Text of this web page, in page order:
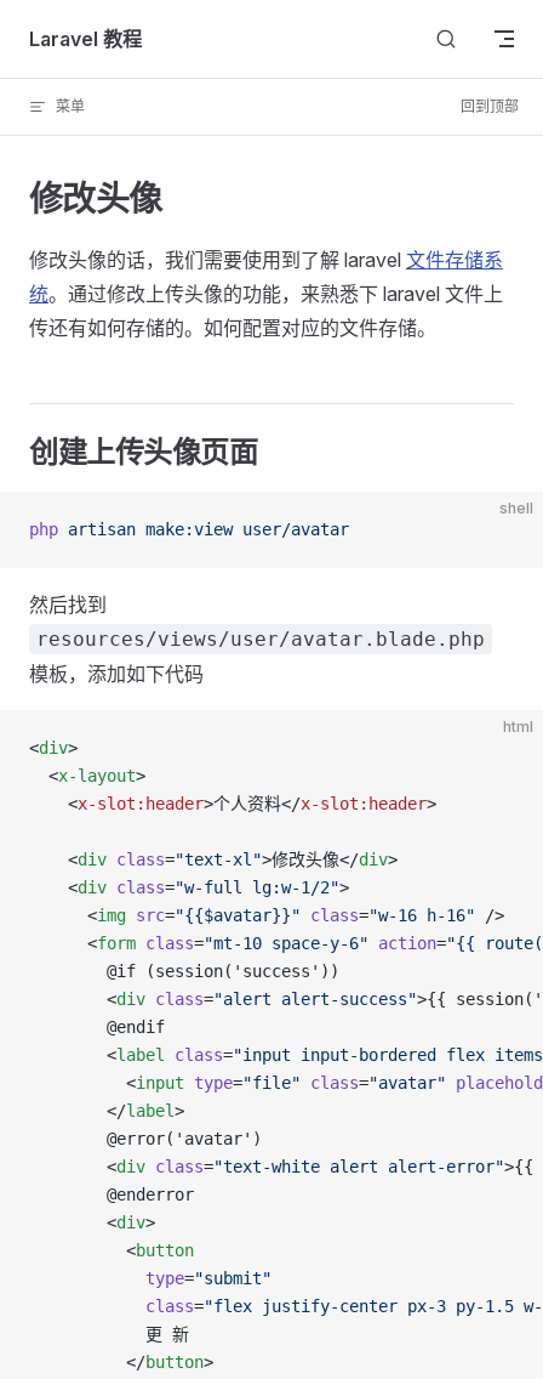
Skip to content
Laravel 教程
菜单 回到顶部
修改头像
修改头像的话，我们需要使用到了解 laravel 文件存储系
统。通过修改上传头像的功能，来熟悉下 laravel 文件上
传还有如何存储的。如何配置对应的文件存储。
创建上传头像页面
shell
php artisan make:view user/avatar
然后找到
resources/views/user/avatar.blade.php
模板，添加如下代码
html
<div>
  <
x-layout>
    <
x-slot:header>个人资料</x-slot:header>
    <
div class="text-xl">修改头像</div>
    <
div class="w-full lg:w-1/2">
      <
img src="{{$avatar}}" class="w-16 h-16" />
      <
form class="mt-10 space-y-6" action="{{
        @if (session('success'))
        <
div class="alert alert-success">{{
        @endif
        <
label class="input input-bordered flex
          <
input type="file" class="avatar"
        </
label>
        @error('avatar')
        <
div class="text-white alert alert-error">{{
        @enderror
        <
div>
          <
button
            type
="submit"
            class
="flex justify-center px-3 py-1.5 w-
            更 新
          </
button>